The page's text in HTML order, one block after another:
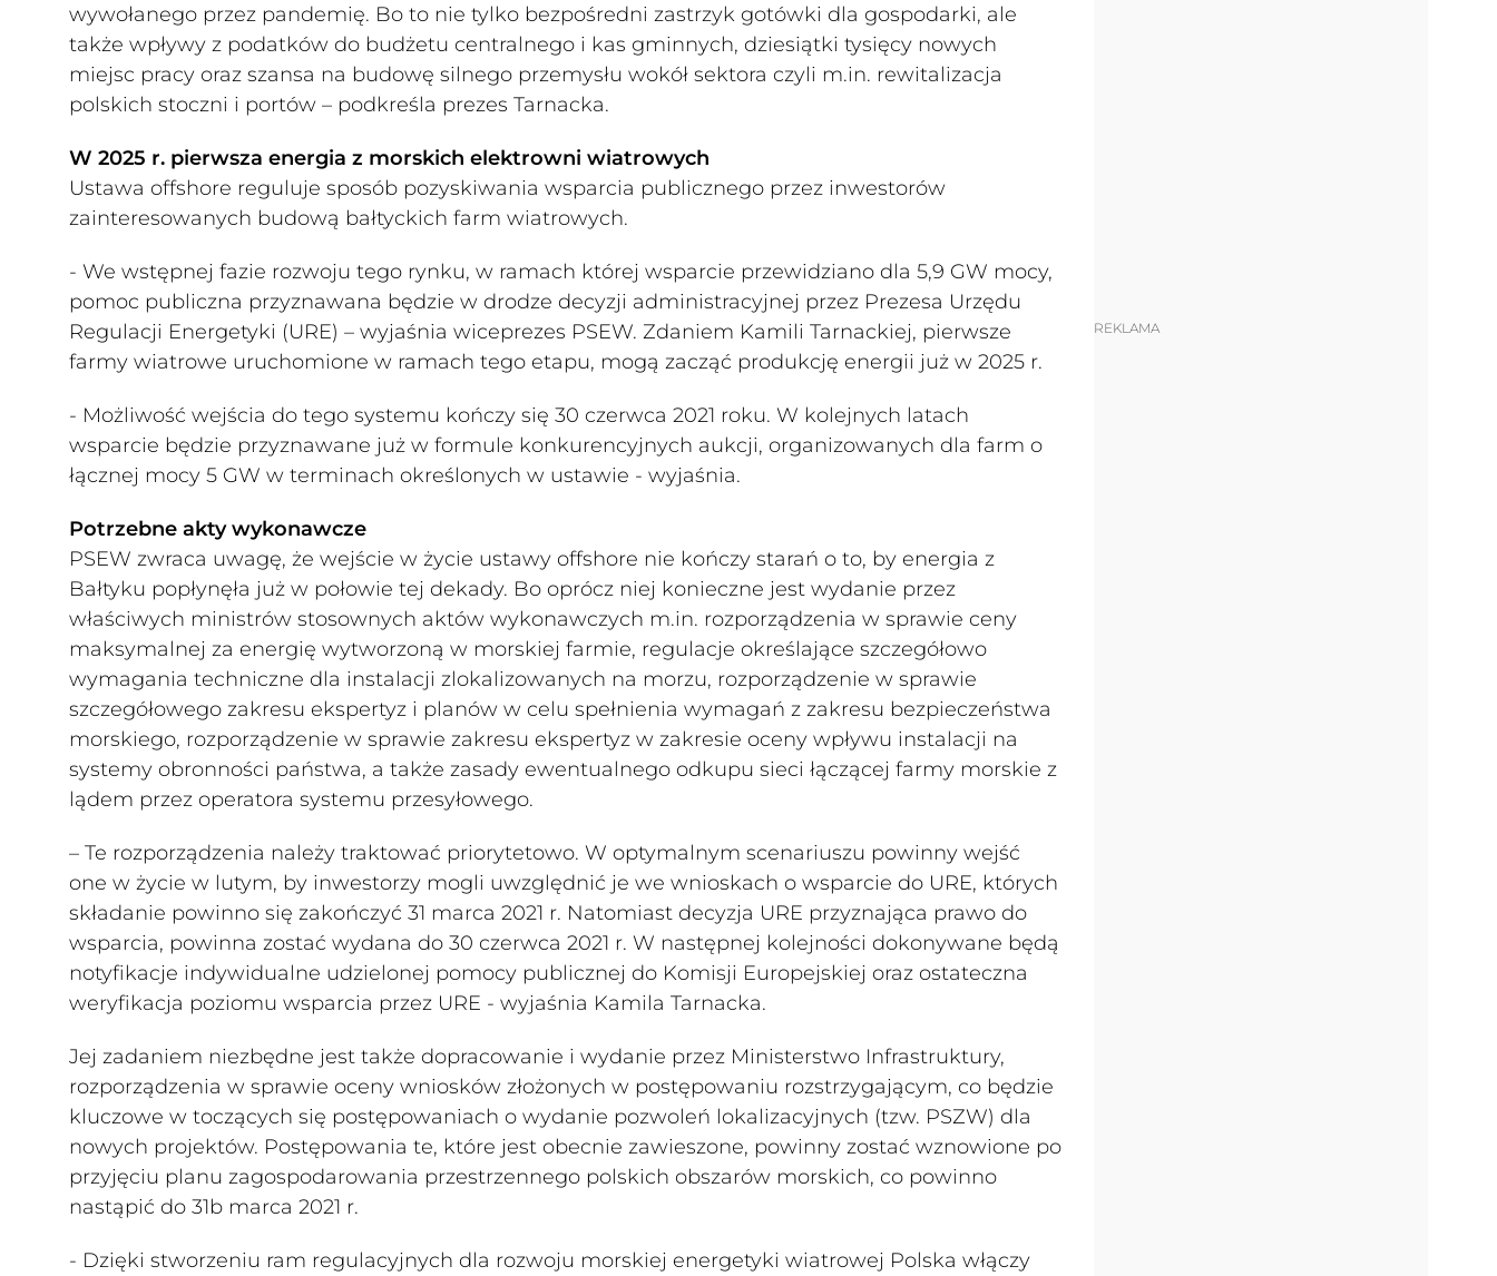
wywołanego przez pandemię. Bo to nie tylko bezpośredni zastrzyk gotówki dla gospodarki, ale
także wpływy z podatków do budżetu centralnego i kas gminnych, dziesiątki tysięcy nowych
miejsc pracy oraz szansa na budowę silnego przemysłu wokół sektora czyli m.in. rewitalizacja
polskich stoczni i portów – podkreśla prezes Tarnacka.
W 2025 r. pierwsza energia z morskich elektrowni wiatrowych
Ustawa offshore reguluje sposób pozyskiwania wsparcia publicznego przez inwestorów
zainteresowanych budową bałtyckich farm wiatrowych.
- We wstępnej fazie rozwoju tego rynku, w ramach której wsparcie przewidziano dla 5,9 GW mocy,
pomoc publiczna przyznawana będzie w drodze decyzji administracyjnej przez Prezesa Urzędu
Regulacji Energetyki (URE) – wyjaśnia wiceprezes PSEW. Zdaniem Kamili Tarnackiej, pierwsze
farmy wiatrowe uruchomione w ramach tego etapu, mogą zacząć produkcję energii już w 2025 r.
- Możliwość wejścia do tego systemu kończy się 30 czerwca 2021 roku. W kolejnych latach
wsparcie będzie przyznawane już w formule konkurencyjnych aukcji, organizowanych dla farm o
łącznej mocy 5 GW w terminach określonych w ustawie - wyjaśnia.
Potrzebne akty wykonawcze
PSEW zwraca uwagę, że wejście w życie ustawy offshore nie kończy starań o to, by energia z
Bałtyku popłynęła już w połowie tej dekady. Bo oprócz niej konieczne jest wydanie przez
właściwych ministrów stosownych aktów wykonawczych m.in. rozporządzenia w sprawie ceny
maksymalnej za energię wytworzoną w morskiej farmie, regulacje określające szczegółowo
wymagania techniczne dla instalacji zlokalizowanych na morzu, rozporządzenie w sprawie
szczegółowego zakresu ekspertyz i planów w celu spełnienia wymagań z zakresu bezpieczeństwa
morskiego, rozporządzenie w sprawie zakresu ekspertyz w zakresie oceny wpływu instalacji na
systemy obronności państwa, a także zasady ewentualnego odkupu sieci łączącej farmy morskie z
lądem przez operatora systemu przesyłowego.
– Te rozporządzenia należy traktować priorytetowo. W optymalnym scenariuszu powinny wejść
one w życie w lutym, by inwestorzy mogli uwzględnić je we wnioskach o wsparcie do URE, których
składanie powinno się zakończyć 31 marca 2021 r. Natomiast decyzja URE przyznająca prawo do
wsparcia, powinna zostać wydana do 30 czerwca 2021 r. W następnej kolejności dokonywane będą
notyfikacje indywidualne udzielonej pomocy publicznej do Komisji Europejskiej oraz ostateczna
weryfikacja poziomu wsparcia przez URE - wyjaśnia Kamila Tarnacka.
Jej zadaniem niezbędne jest także dopracowanie i wydanie przez Ministerstwo Infrastruktury,
rozporządzenia w sprawie oceny wniosków złożonych w postępowaniu rozstrzygającym, co będzie
kluczowe w toczących się postępowaniach o wydanie pozwoleń lokalizacyjnych (tzw. PSZW) dla
nowych projektów. Postępowania te, które jest obecnie zawieszone, powinny zostać wznowione po
przyjęciu planu zagospodarowania przestrzennego polskich obszarów morskich, co powinno
nastąpić do 31b marca 2021 r.
- Dzięki stworzeniu ram regulacyjnych dla rozwoju morskiej energetyki wiatrowej Polska włączy
REKLAMA